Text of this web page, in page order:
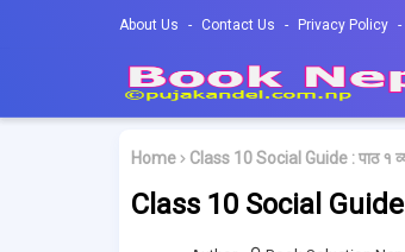
About Us Contact Us Privacy Policy
Home Class 10 Social Guide : पाठ १
Class 10 Social Guide